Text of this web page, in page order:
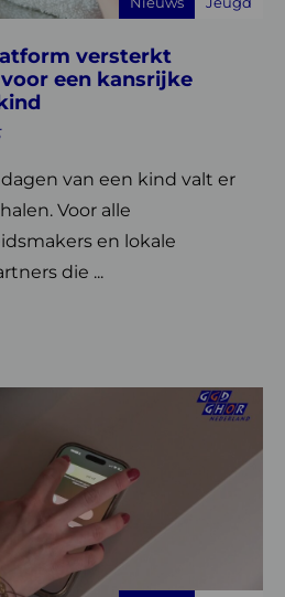
versterkt
een kansrijke
van een kind valt er
Voor alle
en lokale
die ...